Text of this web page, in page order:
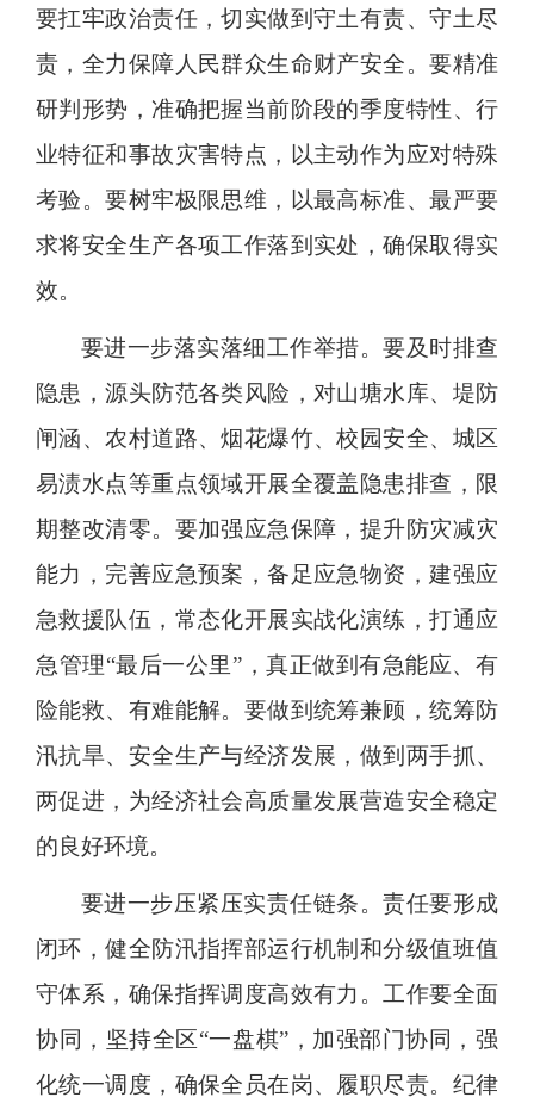
要扛牢政治责任，切实做到守土有责、守土尽
责，全力保障人民群众生命财产安全。要精准
研判形势，准确把握当前阶段的季度特性、行
业特征和事故灾害特点，以主动作为应对特殊
考验。要树牢极限思维，以最高标准、最严要
求将安全生产各项工作落到实处，确保取得实
效。
要进一步落实落细工作举措。要及时排查
隐患，源头防范各类风险，对山塘水库、堤防
闸涵、农村道路、烟花爆竹、校园安全、城区
易渍水点等重点领域开展全覆盖隐患排查，限
期整改清零。要加强应急保障，提升防灾减灾
能力，完善应急预案，备足应急物资，建强应
急救援队伍，常态化开展实战化演练，打通应
急管理“最后一公里”，真正做到有急能应、有
险能救、有难能解。要做到统筹兼顾，统筹防
汛抗旱、安全生产与经济发展，做到两手抓、
两促进，为经济社会高质量发展营造安全稳定
的良好环境。
要进一步压紧压实责任链条。责任要形成
闭环，健全防汛指挥部运行机制和分级值班值
守体系，确保指挥调度高效有力。工作要全面
协同，坚持全区“一盘棋”，加强部门协同，强
化统一调度，确保全员在岗、履职尽责。纪律